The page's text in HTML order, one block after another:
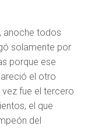
anoche todos
solamente por
porque ese
el otro
vez fue el tercero
el que
del